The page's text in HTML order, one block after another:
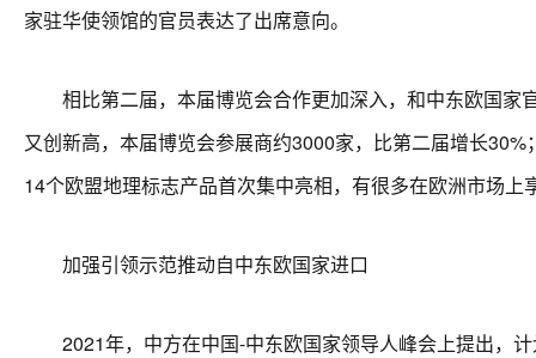
家驻华使领馆的官员表达了出席意向。
相比第二届，本届博览会合作更加深入，和中东欧国家
又创新高，本届博览会参展商约3000家，比第二届增长
14个欧盟地理标志产品首次集中亮相，有很多在欧洲市场上
加强引领示范推动自中东欧国家进口
2021年，中方在中国-中东欧国家领导人峰会上提出，计